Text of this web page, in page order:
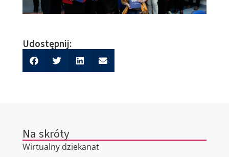
Udostępnij:
Na skróty
Wirtualny dziekanat